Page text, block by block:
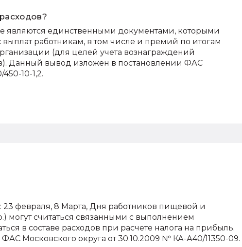
являются единственными документами, которыми
работникам, в том числе и премий по итогам
(для целей учета вознаграждений
Данный вывод изложен в постановлении ФАС
10-1,2.
февраля, 8 Марта, Дня работников пищевой и
считаться связанными с выполнением
в составе расходов при расчете налога на прибыль.
Московского округа от 30.10.2009 № КА-А40/11350-09.